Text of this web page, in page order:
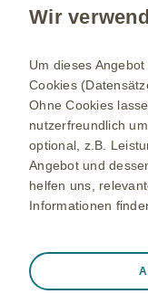
Über GSK
**Info:
Zur besseren
verwendet – welche
Eine Initiative von
Wir
Um dieses
Cookies
Ohne Cookies
nutzerfreundlich
optional, z.B.
Angebot und
helfen uns,
Informationen